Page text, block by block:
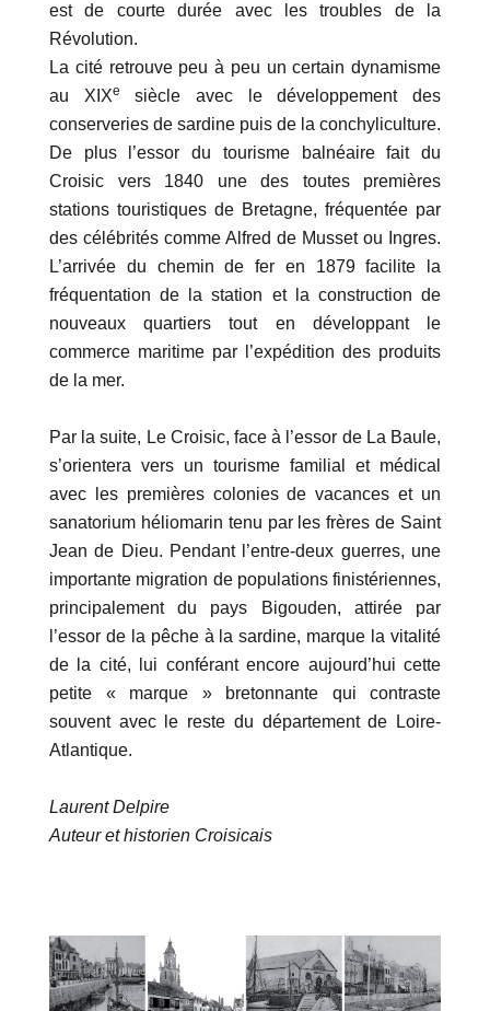
est de courte durée avec les troubles de la
Révolution.
La cité retrouve peu à peu un certain dynamisme
au XIXe
siècle avec le développement des
conserveries de sardine puis de la conchyliculture.
De plus l’essor du tourisme balnéaire fait du
Croisic vers 1840 une des toutes premières
stations touristiques de Bretagne, fréquentée par
des célébrités comme Alfred de Musset ou Ingres.
L’arrivée du chemin de fer en 1879 facilite la
fréquentation de la station et la construction de
nouveaux quartiers tout en développant le
commerce maritime par l’expédition des produits
de la mer.
Par la suite, Le Croisic, face à l’essor de La Baule,
s’orientera vers un tourisme familial et médical
avec les premières colonies de vacances et un
sanatorium héliomarin tenu par les frères de Saint
Jean de Dieu. Pendant l’entre-deux guerres, une
importante migration de populations finistériennes,
principalement du pays Bigouden, attirée par
l’essor de la pêche à la sardine, marque la vitalité
de la cité, lui conférant encore aujourd’hui cette
petite « marque » bretonnante qui contraste
souvent avec le reste du département de Loire-
Atlantique.
Laurent Delpire
Auteur et historien Croisicais